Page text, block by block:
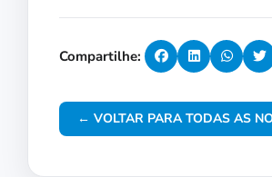
Compartilhe:
← VOLTAR PARA TODAS AS